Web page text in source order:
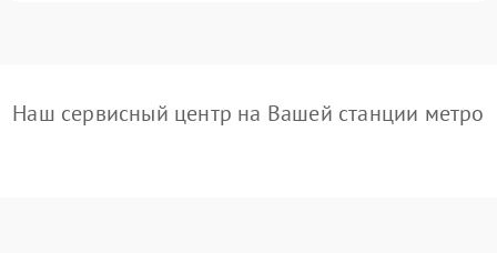
Наш сервисный центр на Вашей станции метро